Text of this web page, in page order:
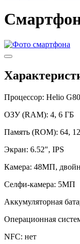
Процессор: Helio G80
ОЗУ (RAM): 4, 6 ГБ
Память (ROM): 64,
Экран: 6.52", IPS
Камера: 48МП,
Селфи-камера: 5МП
Аккумуляторная
Операционная
NFC: нет